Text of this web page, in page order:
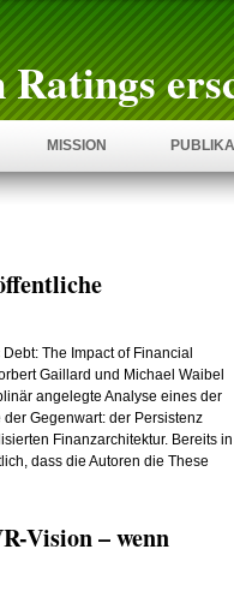
Ratings
MISSION
The Impact of Financial
Gaillard und Michael Waibel
angelegte Analyse eines der
Gegenwart: der Persistenz
Finanzarchitektur. Bereits in
dass die Autoren die These
Vision – wenn